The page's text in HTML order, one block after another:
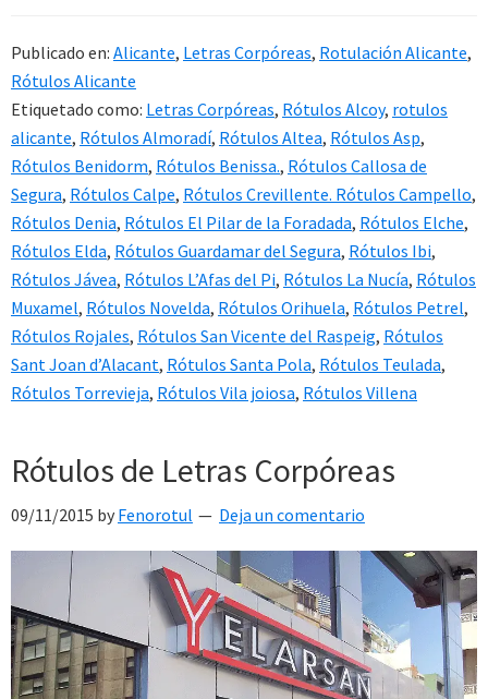
Publicado en: Alicante, Letras Corpóreas, Rotulación Alicante,
Rótulos Alicante
Etiquetado como: Letras Corpóreas, Rótulos Alcoy, rotulos
alicante, Rótulos Almoradí, Rótulos Altea, Rótulos Asp,
Rótulos Benidorm, Rótulos Benissa., Rótulos Callosa de
Segura, Rótulos Calpe, Rótulos Crevillente. Rótulos Campello,
Rótulos Denia, Rótulos El Pilar de la Foradada, Rótulos Elche,
Rótulos Elda, Rótulos Guardamar del Segura, Rótulos Ibi,
Rótulos Jávea, Rótulos L’Afas del Pi, Rótulos La Nucía, Rótulos
Muxamel, Rótulos Novelda, Rótulos Orihuela, Rótulos Petrel,
Rótulos Rojales, Rótulos San Vicente del Raspeig, Rótulos
Sant Joan d’Alacant, Rótulos Santa Pola, Rótulos Teulada,
Rótulos Torrevieja, Rótulos Vila joiosa, Rótulos Villena
Rótulos de Letras Corpóreas
09/11/2015 by Fenorotul Deja un comentario